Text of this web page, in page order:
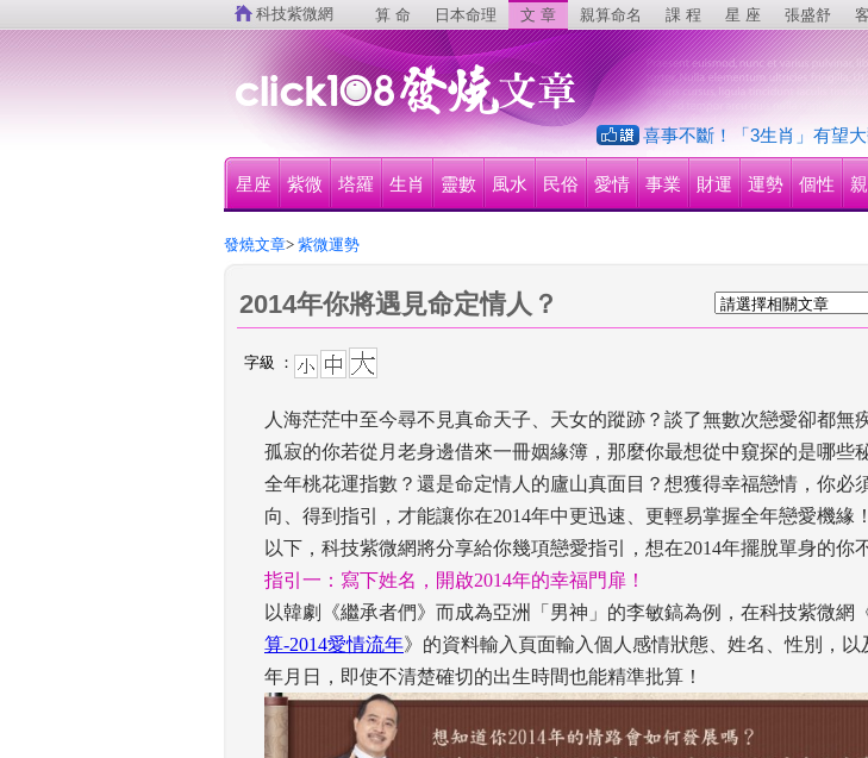
科技紫微網 算 命 日本命理 文 章 親算命名 課 程 星 座 張盛舒
喜事不斷！「3生肖」有望
星座 紫微 塔羅 生肖 靈數 風水 民俗 愛情 事業 財運 運勢 個性
發燒文章> 紫微運勢
2014年你將遇見命定情人？
字級 ：
人海茫茫中至今尋不見真命天子、天女的蹤跡？談了無數次戀愛卻都無
孤寂的你若從月老身邊借來一冊姻緣簿，那麼你最想從中窺探的是哪些
全年桃花運指數？還是命定情人的廬山真面目？想獲得幸福戀情，你必
向、得到指引，才能讓你在2014年中更迅速、更輕易掌握全年戀愛機緣！
以下，科技紫微網將分享給你幾項戀愛指引，想在2014年擺脫單身的你
指引一：寫下姓名，開啟2014年的幸福門扉！
以韓劇《繼承者們》而成為亞洲「男神」的李敏鎬為例，在科技紫微網
算-2014愛情流年》的資料輸入頁面輸入個人感情狀態、姓名、性別，以
年月日，即使不清楚確切的出生時間也能精準批算！